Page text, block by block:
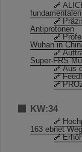
Antiprotonen
Wuhan in
Super-FRS
Aus
KW:34
163 ebnet